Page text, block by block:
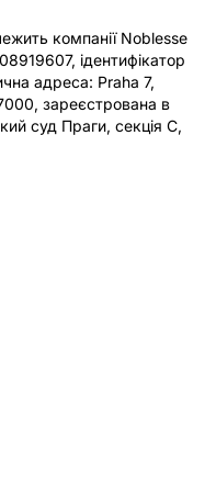
компанії Noblesse
ідентифікатор
адреса: Praha 7,
зареєстрована в
суд Праги, секція C,